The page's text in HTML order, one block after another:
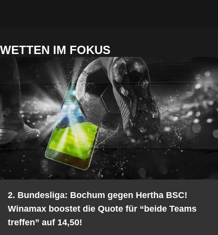
WETTEN IM FOKUS
2. Bundesliga: Bochum gegen Hertha BSC!
Winamax boostet die Quote für “beide Teams
treffen” auf 14,50!